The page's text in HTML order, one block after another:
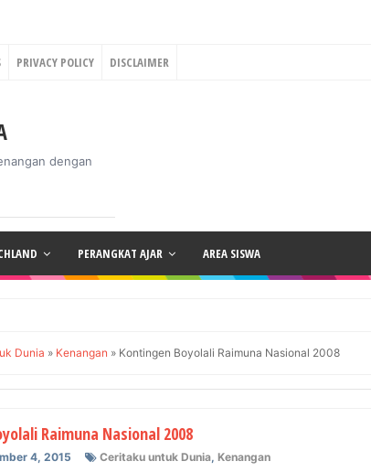
PRIVACY POLICY DISCLAIMER
dengan
PERANGKAT AJAR AREA SISWA
Dunia » Kenangan » Kontingen Boyolali Raimuna Nasional 2008
Raimuna Nasional 2008
4, 2015 Ceritaku untuk Dunia, Kenangan